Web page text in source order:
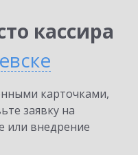
кассира
карточками,
заявку на
или внедрение